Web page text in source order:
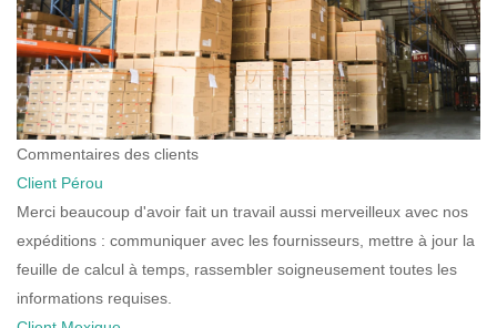
Commentaires des clients
Client Pérou
Merci beaucoup d'avoir fait un travail aussi merveilleux avec nos
expéditions : communiquer avec les fournisseurs, mettre à jour la
feuille de calcul à temps, rassembler soigneusement toutes les
informations requises.